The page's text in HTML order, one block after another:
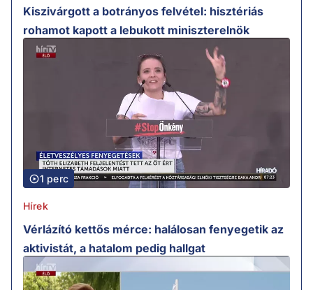
Kiszivárgott a botrányos felvétel: hisztériás
rohamot kapott a lebukott miniszterelnök
1 perc
Hírek
Vérlázító kettős mérce: halálosan fenyegetik az
aktivistát, a hatalom pedig hallgat